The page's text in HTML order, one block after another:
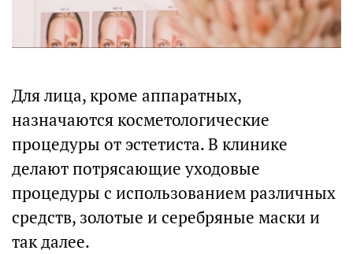
Для лица, кроме аппаратных,
назначаются косметологические
процедуры от эстетиста. В клинике
делают потрясающие уходовые
процедуры с использованием различных
средств, золотые и серебряные маски и
так далее.